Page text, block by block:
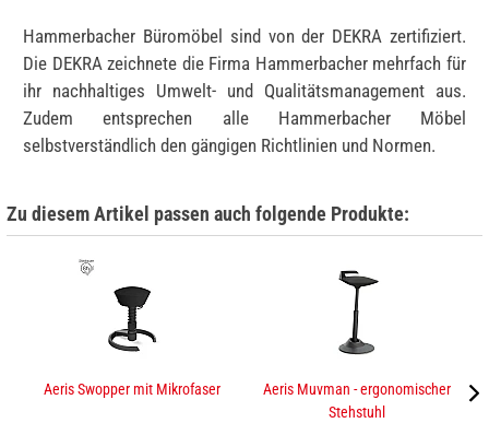
Hammerbacher Büromöbel sind von der DEKRA zertifiziert.
Die DEKRA zeichnete die Firma Hammerbacher mehrfach für
ihr nachhaltiges Umwelt- und Qualitätsmanagement aus.
Zudem entsprechen alle Hammerbacher Möbel
selbstverständlich den gängigen Richtlinien und Normen.
Zu diesem Artikel passen auch folgende Produkte:
Aeris Swopper mit Mikrofaser
Aeris Muvman - ergonomischer
Stehstuhl